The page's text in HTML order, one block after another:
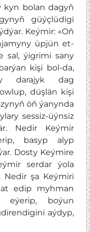
kyn bolan dagyň
güýçlüdigi
Keýmir: «Oň
üpjün et-
sal, ýigrimi sany
kişi bol-da,
darajyk dag
düşlän kişi
öň ýanynda
sessiz-üýnsiz
Nedir Keýmir
basyp alyp
Dosty Keýmire
serdar ýola
Nedir şa Keýmiri
edip myhman
eýerip, boýun
aýdyp,